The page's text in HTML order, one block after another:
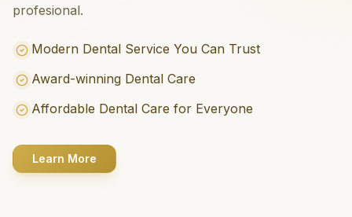
profesional.
Modern Dental Service You Can Trust
Award-winning Dental Care
Affordable Dental Care for Everyone
Learn More